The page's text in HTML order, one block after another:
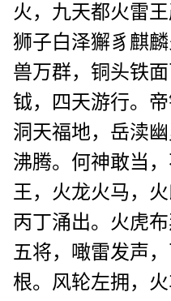
火，九天都火雷
狮子白泽獬豸麒
兽万群，铜头铁
钺，四天游行。
洞天福地，岳渎
沸腾。何神敢当
王，火龙火马，
丙丁涌出。火虎
五将，噉雷发声
根。风轮左拥，